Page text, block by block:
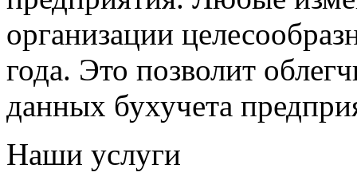
организации
года. Это позволит
данных бухучета
Наши услуги